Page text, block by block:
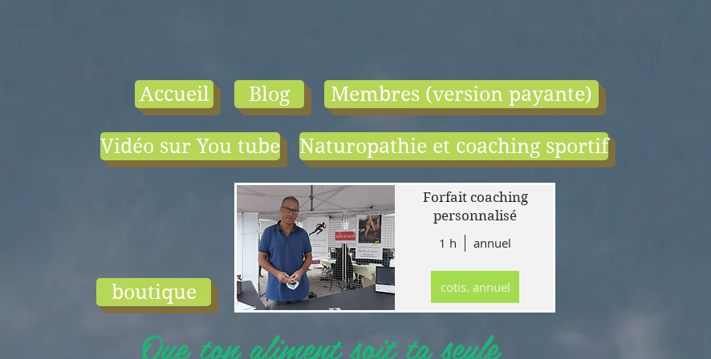
Accueil Blog Membres (version payante)
Vidéo sur You tube Naturopathie et coaching sportif
boutique
- le tarif comprend:
1) une visio-
conférence par
mois en salle ou en
ligne.
2) 1 cours en
groupe de condition
physique en ligne
ou en salle par
semaine (sauf juillet
Forfait coaching
personnalisé
1 h
annuel
cotis. annuel
Que ton aliment soit ta seule